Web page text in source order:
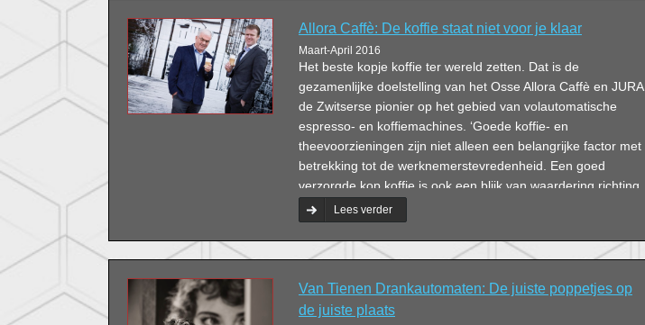
Allora Caffè: De koffie staat niet voor je klaar
Maart-April 2016
Het beste kopje koffie ter wereld zetten. Dat is de
gezamenlijke doelstelling van het Osse Allora Caffè en JURA,
de Zwitserse pionier op het gebied van volautomatische
espresso- en koffiemachines. ‘Goede koffie- en
theevoorzieningen zijn niet alleen een belangrijke factor met
betrekking tot de werknemerstevredenheid. Een goed
verzorgde kop koffie is ook een blijk van waardering richting
je klanten’, vindt Wim Vollenberg, algemeen directeur van
Allora Caffè.
Lees verder
Van Tienen Drankautomaten: De juiste poppetjes op
de juiste plaats